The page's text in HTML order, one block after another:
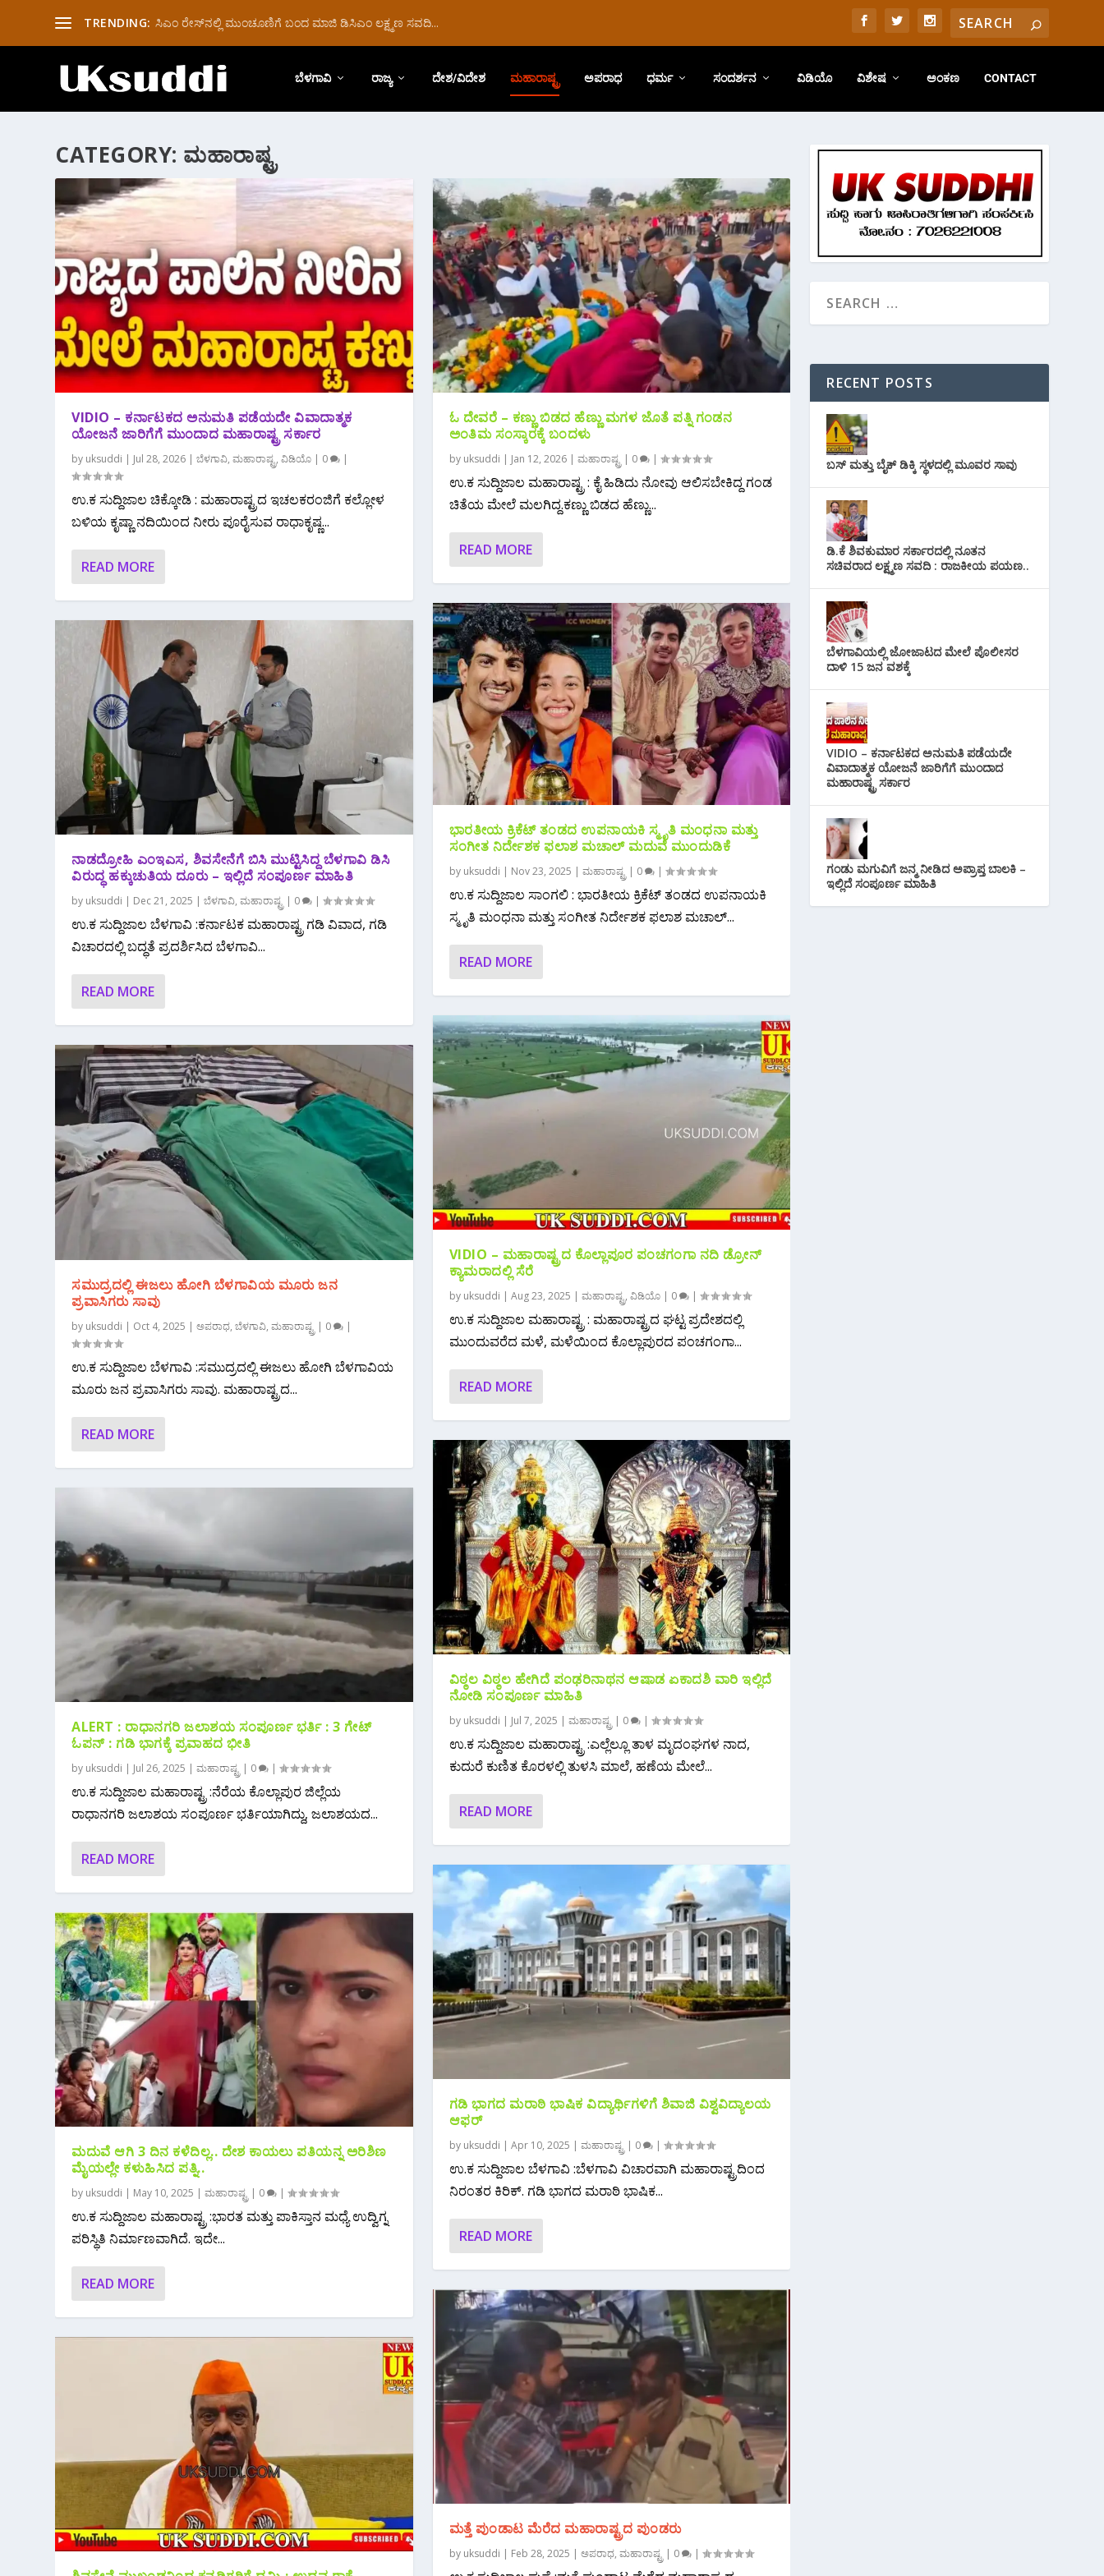
TRENDING: ಸಿಎಂ ರೇಸ್‌ನಲ್ಲಿ ಮುಂಚೂಣಿಗೆ ಬಂದ ಮಾಜಿ ಡಿಸಿಎಂ ಲಕ್ಷ್ಮಣ ಸವದಿ...
ಬೆಳಗಾವಿ ರಾಜ್ಯ ದೇಶ/ವಿದೇಶ ಮಹಾರಾಷ್ಟ್ರ ಅಪರಾಧ ಧರ್ಮ ಸಂದರ್ಶನ ವಿಡಿಯೊ ವಿಶೇಷ ಅಂಕಣ CONTACT
CATEGORY: ಮಹಾರಾಷ್ಟ್ರ
VIDIO – ಕರ್ನಾಟಕದ ಅನುಮತಿ ಪಡೆಯದೇ ವಿವಾದಾತ್ಮಕ
ಯೋಜನೆ ಜಾರಿಗೆಗೆ ಮುಂದಾದ ಮಹಾರಾಷ್ಟ್ರ ಸರ್ಕಾರ
by uksuddi | Jul 28, 2026 |ಬೆಳಗಾವಿ,ಮಹಾರಾಷ್ಟ್ರ,ವಿಡಿಯೊ | 0 |
ಉ.ಕ ಸುದ್ದಿಜಾಲ ಚಿಕ್ಕೋಡಿ : ಮಹಾರಾಷ್ಟ್ರದ ಇಚಲಕರಂಜಿಗೆ ಕಲ್ಲೋಳ
ಬಳಿಯ ಕೃಷ್ಣಾ ನದಿಯಿಂದ ನೀರು ಪೂರೈಸುವ ರಾಧಾಕೃಷ್ಣ...
READ MORE
ನಾಡದ್ರೋಹಿ ಎಂಇಎಸ, ಶಿವಸೇನೆಗೆ ಬಿಸಿ ಮುಟ್ಟಿಸಿದ್ದ ಬೆಳಗಾವಿ ಡಿಸಿ
ವಿರುದ್ಧ ಹಕ್ಕುಚುತಿಯ ದೂರು – ಇಲ್ಲಿದೆ ಸಂಪೂರ್ಣ ‌ಮಾಹಿತಿ
by uksuddi | Dec 21, 2025 |ಬೆಳಗಾವಿ,ಮಹಾರಾಷ್ಟ್ರ | 0 |
ಉ.ಕ ಸುದ್ದಿಜಾಲ ಬೆಳಗಾವಿ :ಕರ್ನಾಟಕ ಮಹಾರಾಷ್ಟ್ರ ಗಡಿ ವಿವಾದ, ಗಡಿ
ವಿಚಾರದಲ್ಲಿ ಬದ್ಧತೆ ಪ್ರದರ್ಶಿಸಿದ ಬೆಳಗಾವಿ...
READ MORE
ಸಮುದ್ರದಲ್ಲಿ ಈಜಲು ಹೋಗಿ ಬೆಳಗಾವಿಯ ಮೂರು ಜನ
ಪ್ರವಾಸಿಗರು ಸಾವು
by uksuddi | Oct 4, 2025 |ಅಪರಾಧ,ಬೆಳಗಾವಿ,ಮಹಾರಾಷ್ಟ್ರ | 0 |
ಉ.ಕ ಸುದ್ದಿಜಾಲ ಬೆಳಗಾವಿ :ಸಮುದ್ರದಲ್ಲಿ ಈಜಲು ಹೋಗಿ ಬೆಳಗಾವಿಯ
ಮೂರು ಜನ ಪ್ರವಾಸಿಗರು ಸಾವು. ಮಹಾರಾಷ್ಟ್ರದ...
READ MORE
ALERT : ರಾಧಾನಗರಿ ಜಲಾಶಯ ಸಂಪೂರ್ಣ ಭರ್ತಿ : 3 ಗೇಟ್
ಓಪನ್ : ಗಡಿ ಭಾಗಕ್ಕೆ ಪ್ರವಾಹದ ಭೀತಿ
by uksuddi | Jul 26, 2025 |ಮಹಾರಾಷ್ಟ್ರ | 0 |
ಉ.ಕ ಸುದ್ದಿಜಾಲ ಮಹಾರಾಷ್ಟ್ರ :ನೆರೆಯ ಕೊಲ್ಲಾಪುರ ಜಿಲ್ಲೆಯ
ರಾಧಾನಗರಿ ಜಲಾಶಯ ಸಂಪೂರ್ಣ ಭರ್ತಿಯಾಗಿದ್ದು, ಜಲಾಶಯದ...
READ MORE
ಮದುವೆ ಆಗಿ 3 ದಿನ ಕಳೆದಿಲ್ಲ.. ದೇಶ ಕಾಯಲು ಪತಿಯನ್ನ ಅರಿಶಿಣ
ಮೈಯಲ್ಲೇ ಕಳುಹಿಸಿದ ಪತ್ನಿ..
by uksuddi | May 10, 2025 |ಮಹಾರಾಷ್ಟ್ರ | 0 |
ಉ.ಕ ಸುದ್ದಿಜಾಲ ಮಹಾರಾಷ್ಟ್ರ :ಭಾರತ ಮತ್ತು ಪಾಕಿಸ್ತಾನ ಮಧ್ಯೆ ಉದ್ವಿಗ್ನ
ಪರಿಸ್ಥಿತಿ ನಿರ್ಮಾಣವಾಗಿದೆ. ಇದೇ...
READ MORE
ಓ ದೇವರೆ – ಕಣ್ಣು ಬಿಡದ ಹೆಣ್ಣು ಮಗಳ ಜೊತೆ ಪತ್ನಿ ಗಂಡನ
ಅಂತಿಮ‌ ಸಂಸ್ಕಾರಕ್ಕೆ ಬಂದಳು
by uksuddi | Jan 12, 2026| ಮಹಾರಾಷ್ಟ್ರ | 0 |
ಉ.ಕ‌ ಸುದ್ದಿಜಾಲ ಮಹಾರಾಷ್ಟ್ರ : ಕೈ ಹಿಡಿದು ನೋವು ಆಲಿಸಬೇಕಿದ್ದ ಗಂಡ
ಚಿತೆಯ ಮೇಲೆ ಮಲಗಿದ್ದ.‌ಕಣ್ಣು ಬಿಡದ ಹೆಣ್ಣು...
READ MORE
ಭಾರತೀಯ ಕ್ರಿಕೆಟ್ ತಂಡದ ಉಪನಾಯಕಿ ಸ್ಮೃತಿ ಮಂಧನಾ ಮತ್ತು
ಸಂಗೀತ ನಿರ್ದೇಶಕ ಫಲಾಶ ಮಚಾಲ್ ಮದುವೆ ಮುಂದುಡಿಕೆ
by uksuddi | Nov 23, 2025 | ಮಹಾರಾಷ್ಟ್ರ | 0 |
ಉ.ಕ ಸುದ್ದಿಜಾಲ ಸಾಂಗಲಿ : ಭಾರತೀಯ ಕ್ರಿಕೆಟ್ ತಂಡದ ಉಪನಾಯಕಿ
ಸ್ಮೃತಿ ಮಂಧನಾ ಮತ್ತು ಸಂಗೀತ ನಿರ್ದೇಶಕ ಫಲಾಶ ಮಚಾಲ್...
READ MORE
VIDIO – ಮಹಾರಾಷ್ಟ್ರದ ಕೊಲ್ಲಾಪೂರ ಪಂಚಗಂಗಾ ನದಿ ಡ್ರೋನ್
ಕ್ಯಾಮರಾದಲ್ಲಿ ಸೆರೆ
by uksuddi | Aug 23, 2025 | ಮಹಾರಾಷ್ಟ್ರ, ವಿಡಿಯೊ| 0 |
ಉ.ಕ‌ ಸುದ್ದಿಜಾಲ ಮಹಾರಾಷ್ಟ್ರ : ಮಹಾರಾಷ್ಟ್ರದ ಘಟ್ಟ ಪ್ರದೇಶದಲ್ಲಿ
ಮುಂದುವರೆದ ಮಳೆ, ಮಳೆಯಿಂದ ಕೊಲ್ಲಾಪುರದ ಪಂಚಗಂಗಾ...
READ MORE
ವಿಠ್ಠಲ ವಿಠ್ಠಲ ಹೇಗಿದೆ ಪಂಢರಿನಾಥನ ಆಷಾಡ ಏಕಾದಶಿ ವಾರಿ ಇಲ್ಲಿದೆ
ನೋಡಿ ಸಂಪೂರ್ಣ ಮಾಹಿತಿ
by uksuddi | Jul 7, 2025 | ಮಹಾರಾಷ್ಟ್ರ | 0 |
ಉ.ಕ ಸುದ್ದಿಜಾಲ ಮಹಾರಾಷ್ಟ್ರ :ಎಲ್ಲೆಲ್ಲೂ ತಾಳ ಮೃದಂಘಗಳ ನಾದ,
ಕುದುರೆ ಕುಣಿತ ಕೊರಳಲ್ಲಿ ತುಳಸಿ ಮಾಲೆ, ಹಣೆಯ ಮೇಲೆ...
READ MORE
ಗಡಿ ಭಾಗದ ಮರಾಠಿ ಭಾಷಿಕ ವಿದ್ಯಾರ್ಥಿಗಳಿಗೆ ಶಿವಾಜಿ ವಿಶ್ವವಿದ್ಯಾಲಯ
ಆಫರ್
by uksuddi | Apr 10, 2025 | ಮಹಾರಾಷ್ಟ್ರ | 0 |
ಉ.ಕ ಸುದ್ದಿಜಾಲ ಬೆಳಗಾವಿ :ಬೆಳಗಾವಿ‌ ವಿಚಾರವಾಗಿ ಮಹಾರಾಷ್ಟ್ರದಿಂದ
ನಿರಂತರ ಕಿರಿಕ್. ಗಡಿ ಭಾಗದ ಮರಾಠಿ ಭಾಷಿಕ...
READ MORE
ಮತ್ತೆ ಪುಂಡಾಟ ಮೆರೆದ ಮಹಾರಾಷ್ಟ್ರದ ಪುಂಡರು
by uksuddi | Feb 28, 2025 | ಅಪರಾಧ, ಮಹಾರಾಷ್ಟ್ರ | 0 |
RECENT POSTS
ಬಸ್ ಮತ್ತು ಬೈಕ್ ಡಿಕ್ಕಿ ಸ್ಥಳದಲ್ಲಿ ಮೂವರ ಸಾವು
ಡಿ.ಕೆ ಶಿವಕುಮಾರ ಸರ್ಕಾರದಲ್ಲಿ ನೂತನ
ಸಚಿವರಾದ ಲಕ್ಷ್ಮಣ ಸವದಿ : ರಾಜಕೀಯ ಪಯಣ..
ಬೆಳಗಾವಿಯಲ್ಲಿ ಜೋಜಾಟದ ಮೇಲೆ ಪೊಲೀಸರ
ದಾಳಿ 15 ಜನ ವಶಕ್ಕೆ
VIDIO – ಕರ್ನಾಟಕದ ಅನುಮತಿ ಪಡೆಯದೇ
ವಿವಾದಾತ್ಮಕ ಯೋಜನೆ ಜಾರಿಗೆಗೆ ಮುಂದಾದ
ಮಹಾರಾಷ್ಟ್ರ ಸರ್ಕಾರ
ಗಂಡು ಮಗುವಿಗೆ ಜನ್ಮ ನೀಡಿದ ಅಪ್ರಾಪ್ತ ಬಾಲಕಿ –
ಇಲ್ಲಿದೆ ಸಂಪೂರ್ಣ ಮಾಹಿತಿ